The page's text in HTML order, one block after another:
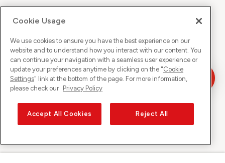
Cookie Usage
We use cookies to ensure you have the best experience on our
website and to understand how you interact with our content. You
can continue your navigation with a seamless user experience or
update your preferences anytime by clicking on the "Cookie
Settings" link at the bottom of the page. For more information,
please check our Privacy Policy
Accept All Cookies Reject All